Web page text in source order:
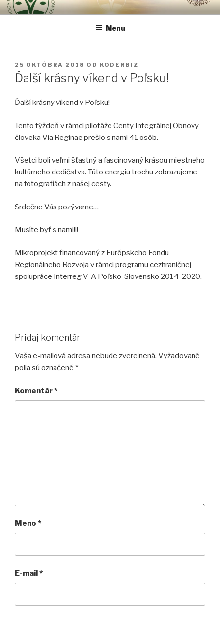
Prejsť
na
CESTA INTEGRÁLNEJ OBNOVY
ČLOVEKA VIA REGINAE
Pretože najdôležitejšie je človek …
Menu
PUBLIKOVANÉ
25 OKTÓBRA 2018 OD KODERBIZ
Ďalší krásny víkend v Poľsku!
Ďalší krásny víkend v Poľsku!
Tento týždeň v rámci pilotáže Centy Integrálnej Obnovy
človeka Via Reginae prešlo s nami 41 osôb.
Všetci boli veľmi šťastný a fascinovaný krásou miestneho
kultúrneho dedičstva. Túto energiu trochu zobrazujeme
na fotografiách z našej cesty.
Srdečne Vás pozývame…
Musíte byť s nami!!!
Mikroprojekt financovaný z Európskeho Fondu
Regionálneho Rozvoja v rámci programu cezhraničnej
spolupráce Interreg V-A Poľsko-Slovensko 2014-2020.
Pridaj komentár
Vaša e-mailová adresa nebude zverejnená. Vyžadované
polia sú označené *
Komentár*
Meno *
E-mail*